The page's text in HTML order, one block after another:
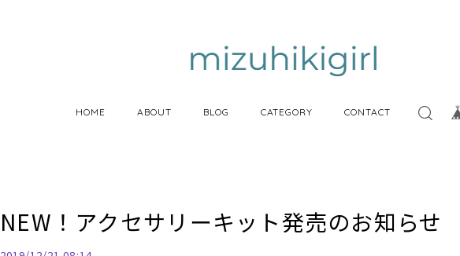
HOME ABOUT BLOG CATEGORY CONTACT
NEW！アクセサリーキット発売のお知ら